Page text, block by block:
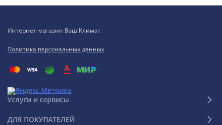
Интернет-магазин Ваш Климат
Политика персональных данных
Услуги и сервисы
ДЛЯ ПОКУПАТЕЛЕЙ